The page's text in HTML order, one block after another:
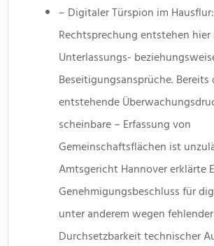
– Digitaler Türspion im
Rechtsprechung entstehen
Unterlassungs-
Beseitigungsansprüche. Bereits
entstehende
scheinbare – Erfassung von
Gemeinschaftsflächen ist
Amtsgericht Hannover erklärte
Genehmigungsbeschluss für
unter anderem wegen
Durchsetzbarkeit technischer